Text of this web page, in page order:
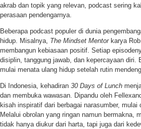
akrab dan topik yang relevan, podcast sering
perasaan pendengarnya.
Beberapa podcast populer di dunia
hidup. Misalnya, The Mindset Mentorkarya Rob
membangun kebiasaan positif. Setiap
disiplin, tanggung jawab, dan kepercayaan diri.
mulai menata ulang hidup setelah rutin
Di Indonesia, kehadiran 30 Days of Lunch
dan membuka wawasan. Dipandu oleh
kisah inspiratif dari berbagai narasumber,
Melalui obrolan yang ringan namun bermakna,
tidak hanya diukur dari harta, tapi juga dari